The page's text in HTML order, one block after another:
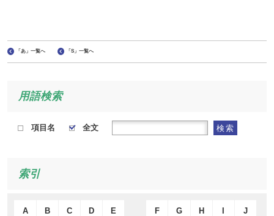
「あ」一覧へ 「S」一覧へ
用語検索
項目名 全文 検索
索引
A B C D E F G H J